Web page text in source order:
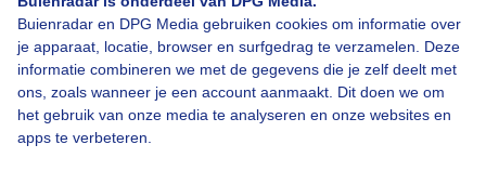
Buienradar en DPG Media gebruiken cookies om informatie over
je apparaat, locatie, browser en surfgedrag te verzamelen. Deze
informatie combineren we met de gegevens die je zelf deelt met
ons, zoals wanneer je een account aanmaakt. Dit doen we om
het gebruik van onze media te analyseren en onze websites en
apps te verbeteren.